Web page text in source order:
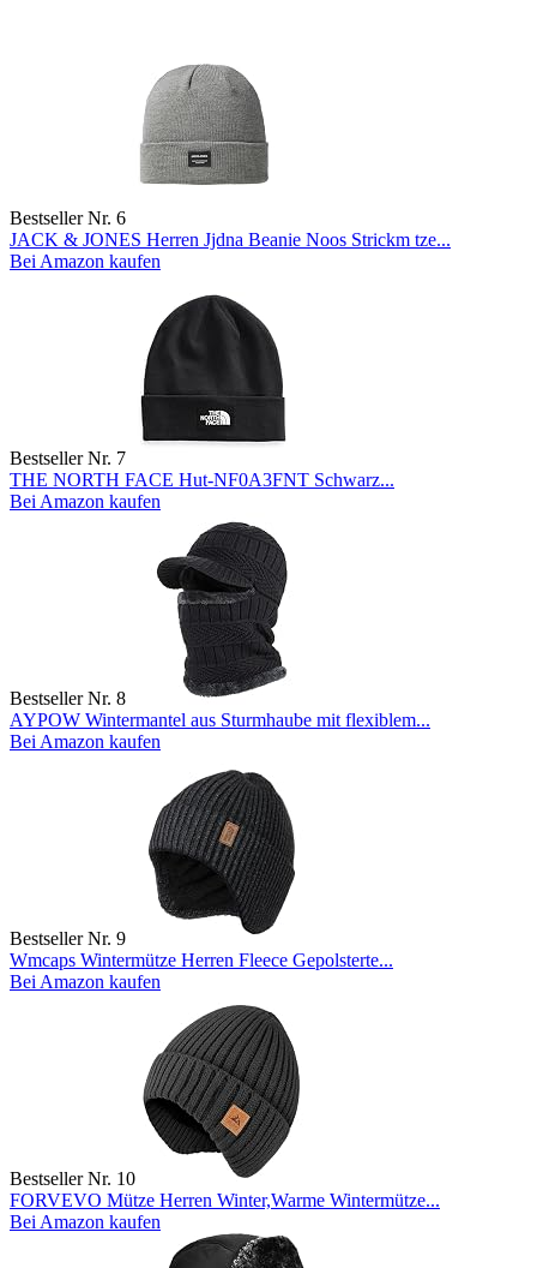
Bestseller Nr. 6
JACK & JONES Herren Jjdna Beanie Noos Strickm tze...
Bei Amazon kaufen
Bestseller Nr. 7
THE NORTH FACE Hut-NF0A3FNT Schwarz...
Bei Amazon kaufen
Bestseller Nr. 8
AYPOW Wintermantel aus Sturmhaube mit flexiblem...
Bei Amazon kaufen
Bestseller Nr. 9
Wmcaps Wintermütze Herren Fleece Gepolsterte...
Bei Amazon kaufen
Bestseller Nr. 10
FORVEVO Mütze Herren Winter,Warme Wintermütze...
Bei Amazon kaufen